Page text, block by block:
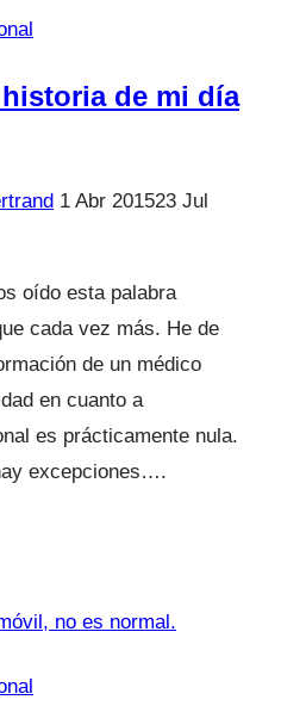
de mi día
1 Abr 201523 Jul
oído esta palabra
cada vez más. He de
de un médico
en cuanto a
es prácticamente nula.
excepciones….